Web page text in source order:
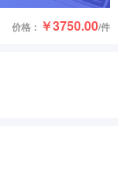
价格： ￥3750.00/件